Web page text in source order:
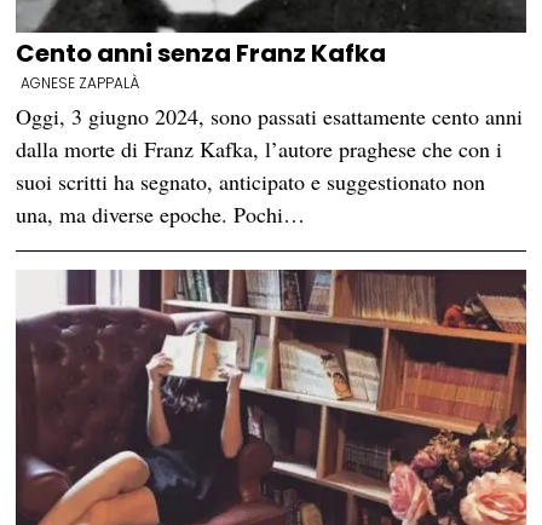
Cento anni senza Franz Kafka
AGNESE ZAPPALÀ
Oggi, 3 giugno 2024, sono passati esattamente cento anni
dalla morte di Franz Kafka, l’autore praghese che con i
suoi scritti ha segnato, anticipato e suggestionato non
una, ma diverse epoche. Pochi…